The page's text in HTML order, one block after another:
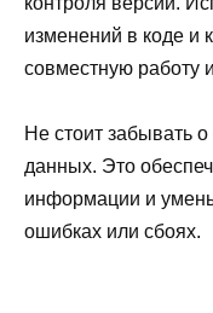
изменений в коде и
совместную работу
Не стоит забывать
данных. Это
информации и
ошибках или сбоях.